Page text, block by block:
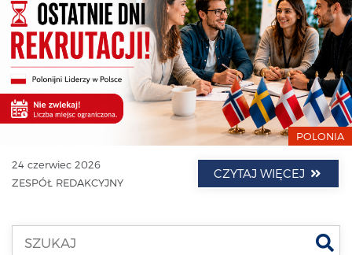
POLONIA
24 czerwiec 2026
ZESPÓŁ REDAKCYJNY
CZYTAJ WIĘCEJ